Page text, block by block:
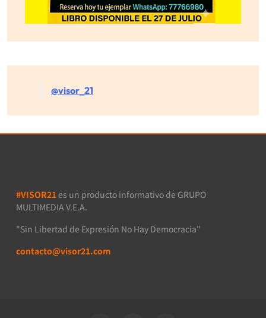
@visor_21
#VISOR21 es un producto informativo de GRUPO
MULTIMEDIA V.E.A.
"Sin Libertad de Expresión No Hay Democracia"
contacto@visor21.com